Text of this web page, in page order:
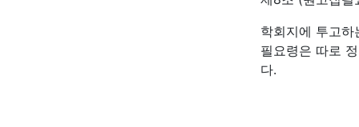
학회지에 투고하
필요령은 따로
다.